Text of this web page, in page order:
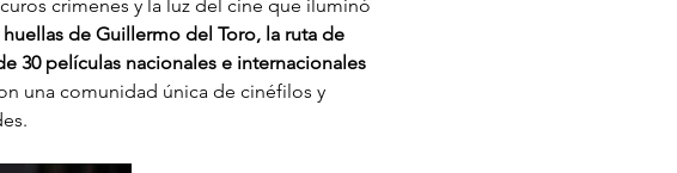
crímenes y la luz del cine que iluminó
de Guillermo del Toro, la ruta de
30 películas nacionales e internacionales
una comunidad única de cinéfilos y